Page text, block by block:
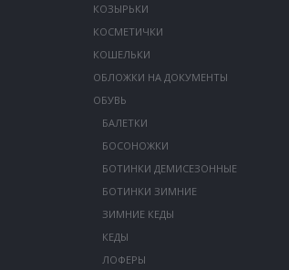
КОЗЫРЬКИ
КОСМЕТИЧКИ
КОШЕЛЬКИ
ОБЛОЖКИ НА ДОКУМЕНТЫ
ОБУВЬ
БАЛЕТКИ
БОСОНОЖКИ
БОТИНКИ ДЕМИСЕЗОННЫЕ
БОТИНКИ ЗИМНИЕ
ЗИМНИЕ КЕДЫ
КЕДЫ
ЛОФЕРЫ